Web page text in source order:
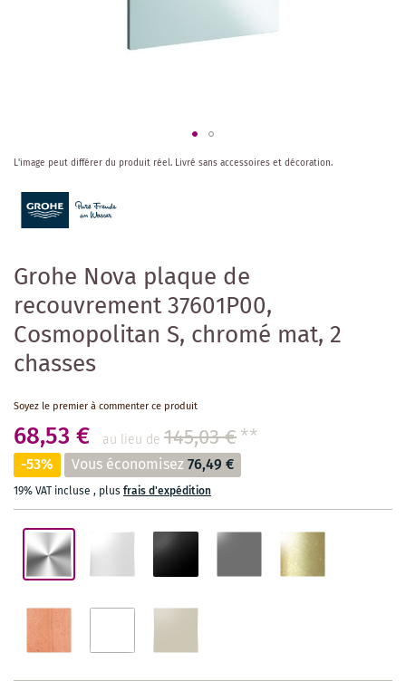
Grohe Nova plaque de
recouvrement 37601P00,
Cosmopolitan S, chromé mat, 2
chasses
Soyez le premier à commenter ce produit
68,53 € au lieu de 145,03 €**
-53% Vous économisez76,49 €
19% VAT incluse , plusfrais d'expédition
Skip
the
beginning
of
images
gallery
L'image peut différer du produit réel. Livré sans accessoires et décoration.